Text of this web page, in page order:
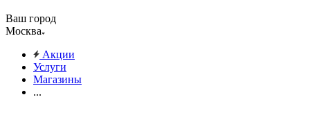
Ваш город
Москва
Акции
Услуги
Магазины
...